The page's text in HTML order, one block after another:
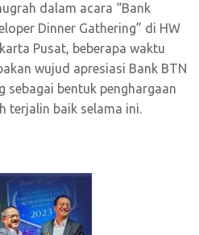
dalam acara “Bank
Dinner Gathering” di HW
Pusat, beberapa waktu
wujud apresiasi Bank BTN
sebagai bentuk penghargaan
terjalin baik selama ini.